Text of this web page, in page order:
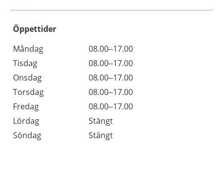
Öppettider
Dag
Öppettider
Kommentarer
Måndag
08.00–17.00
Tisdag
08.00–17.00
Onsdag
08.00–17.00
Torsdag
08.00–17.00
Fredag
08.00–17.00
Lördag
Stängt
Söndag
Stängt